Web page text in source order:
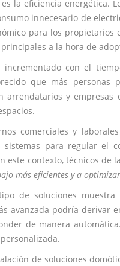
la eficiencia energética.
innecesario de
para los
a la hora de
incrementado con el
que más
arrendatarios y
comerciales y
sistemas para regular el
este contexto, técnicos de
más eficientes y a
de soluciones
avanzada podría derivar
de manera
de soluciones